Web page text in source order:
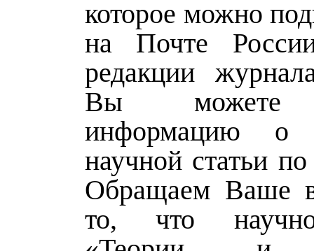
которое можно
на Почте
редакции
Вы можете
информацию о
научной статьи
Обращаем Ваше
то, что